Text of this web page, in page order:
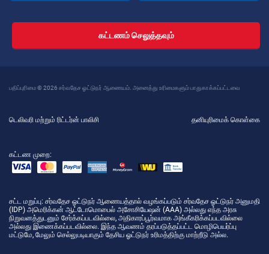
கட்டணம் செலுத்தவும்
பதிப்புரிமை © 2026 சர்வதேச ஓட்டுநர் ஆணையம். அனைத்து உரிமைகளும் பாதுகாக்கப்பட்டவை
டெலிவரி மற்றும் ரிட்டர்ன் பாலிசி தனியுரிமைக் கொள்கை
கட்டண முறை:
சட்ட மறுப்பு: சர்வதேச ஓட்டுநர் ஆணையத்தால் வழங்கப்படும் சர்வதேச ஓட்டுநர் அனுமதி
(IDP) அமெரிக்கன் ஆட்டோமொபைல் அசோசியேஷன் (AAA) அல்லது எந்த அரசு
நிறுவனத்துடனும் சேர்க்கப்படவில்லை, அதிகாரப்பூர்வமாக அங்கீகரிக்கப்படவில்லை
அல்லது இணைக்கப்படவில்லை. இந்த ஆவணம் தரப்படுத்தப்பட்ட மொழிபெயர்ப்பு
மட்டுமே, மேலும் செல்லுபடியாகும் தேசிய ஓட்டுநர் உரிமத்திற்கு மாற்றீடு அல்ல.